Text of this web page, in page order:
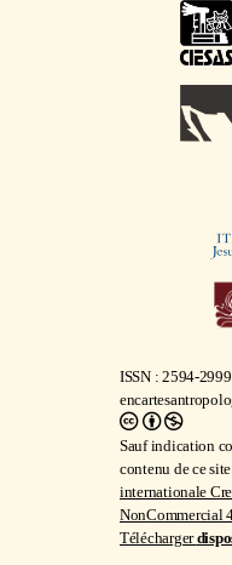
ISSN : 2594-2999.
Sauf indication
contenu de ce
internationale
NonCommercial
Télécharger